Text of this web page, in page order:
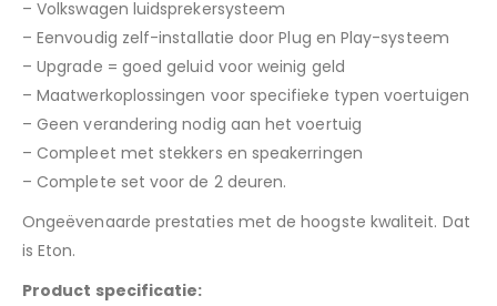
– Volkswagen luidsprekersysteem
– Eenvoudig zelf-installatie door Plug en Play-systeem
– Upgrade = goed geluid voor weinig geld
– Maatwerkoplossingen voor specifieke typen voertuigen
– Geen verandering nodig aan het voertuig
– Compleet met stekkers en speakerringen
– Complete set voor de 2 deuren.
Ongeëvenaarde prestaties met de hoogste kwaliteit. Dat
is Eton.
Product specificatie: